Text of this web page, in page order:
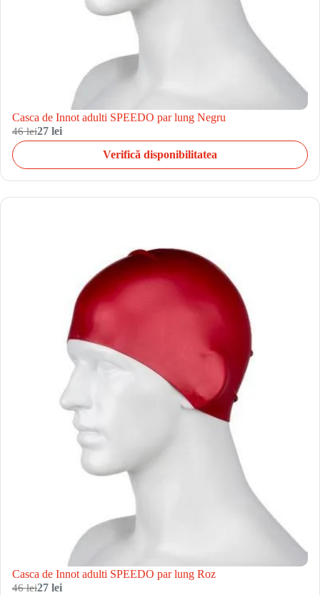
Casca de Innot adulti SPEEDO par lung Negru
46 lei27 lei
Verifică disponibilitatea
Casca de Innot adulti SPEEDO par lung Roz
46 lei27 lei